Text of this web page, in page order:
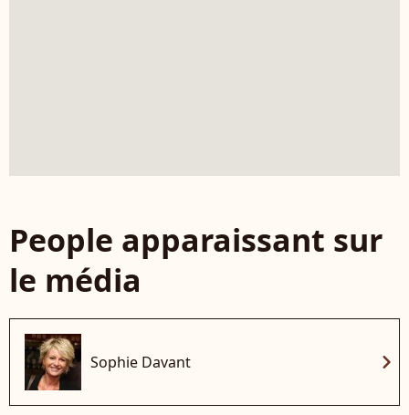
People apparaissant sur
le média
Sophie Davant chevron_right